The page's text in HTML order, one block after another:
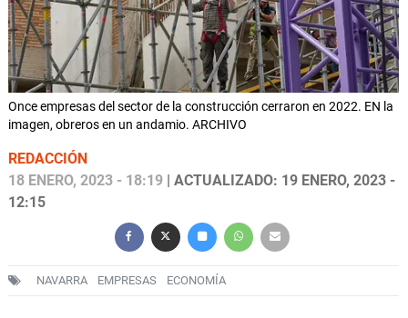
Once empresas del sector de la construcción cerraron en 2022. EN la
imagen, obreros en un andamio. ARCHIVO
REDACCIÓN
18 ENERO, 2023 - 18:19 | ACTUALIZADO: 19 ENERO, 2023 -
12:15
NAVARRA EMPRESAS ECONOMÍA